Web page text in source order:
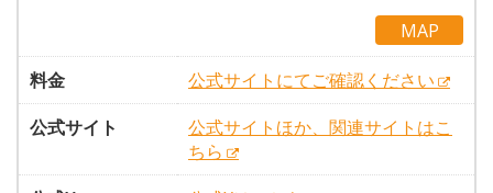
MAP
料金
公式サイトにてご確認ください
公式サイト
公式サイトほか、関連サイトはこ
ちら